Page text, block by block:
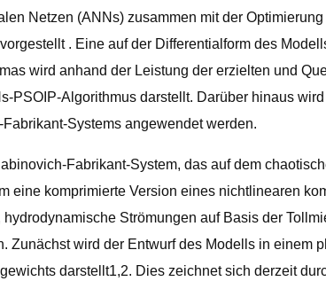
Netzen (ANNs) zusammen mit der
. Eine auf der Differentialform des
wird anhand der Leistung der erzielten und
PSOIP-Algorithmus darstellt. Darüber hinaus
Systems angewendet werden.
Fabrikant-System, das auf dem
eine komprimierte Version eines nichtlinearen
hydrodynamische Strömungen auf Basis der
Zunächst wird der Entwurf des Modells in
darstellt1,2. Dies zeichnet sich derzeit